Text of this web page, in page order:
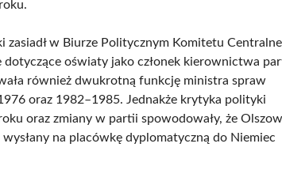
w Biurze Politycznym Komitetu
dotyczące oświaty jako członek kierownictwa
również dwukrotną funkcję ministra spraw
oraz 1982–1985. Jednakże krytyka polityki
oraz zmiany w partii spowodowały, że
na placówkę dyplomatyczną do Niemiec